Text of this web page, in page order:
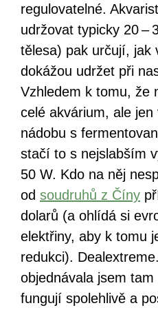
regulovatelné.
udržovat typicky 20 –
tělesa) pak určují, jak
dokážou udržet při
Vzhledem k tomu, že
celé akvárium, ale
nádobu s
stačí to s nejslabším
50 W. Kdo na něj
od soudruhů z Číny
dolarů (a ohlídá si
elektřiny, aby k tomu
redukci).
objednávala jsem
fungují spolehlivě a